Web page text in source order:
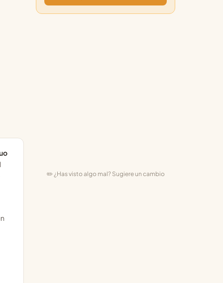
✏️ ¿Has visto algo mal? Sugiere un cambio